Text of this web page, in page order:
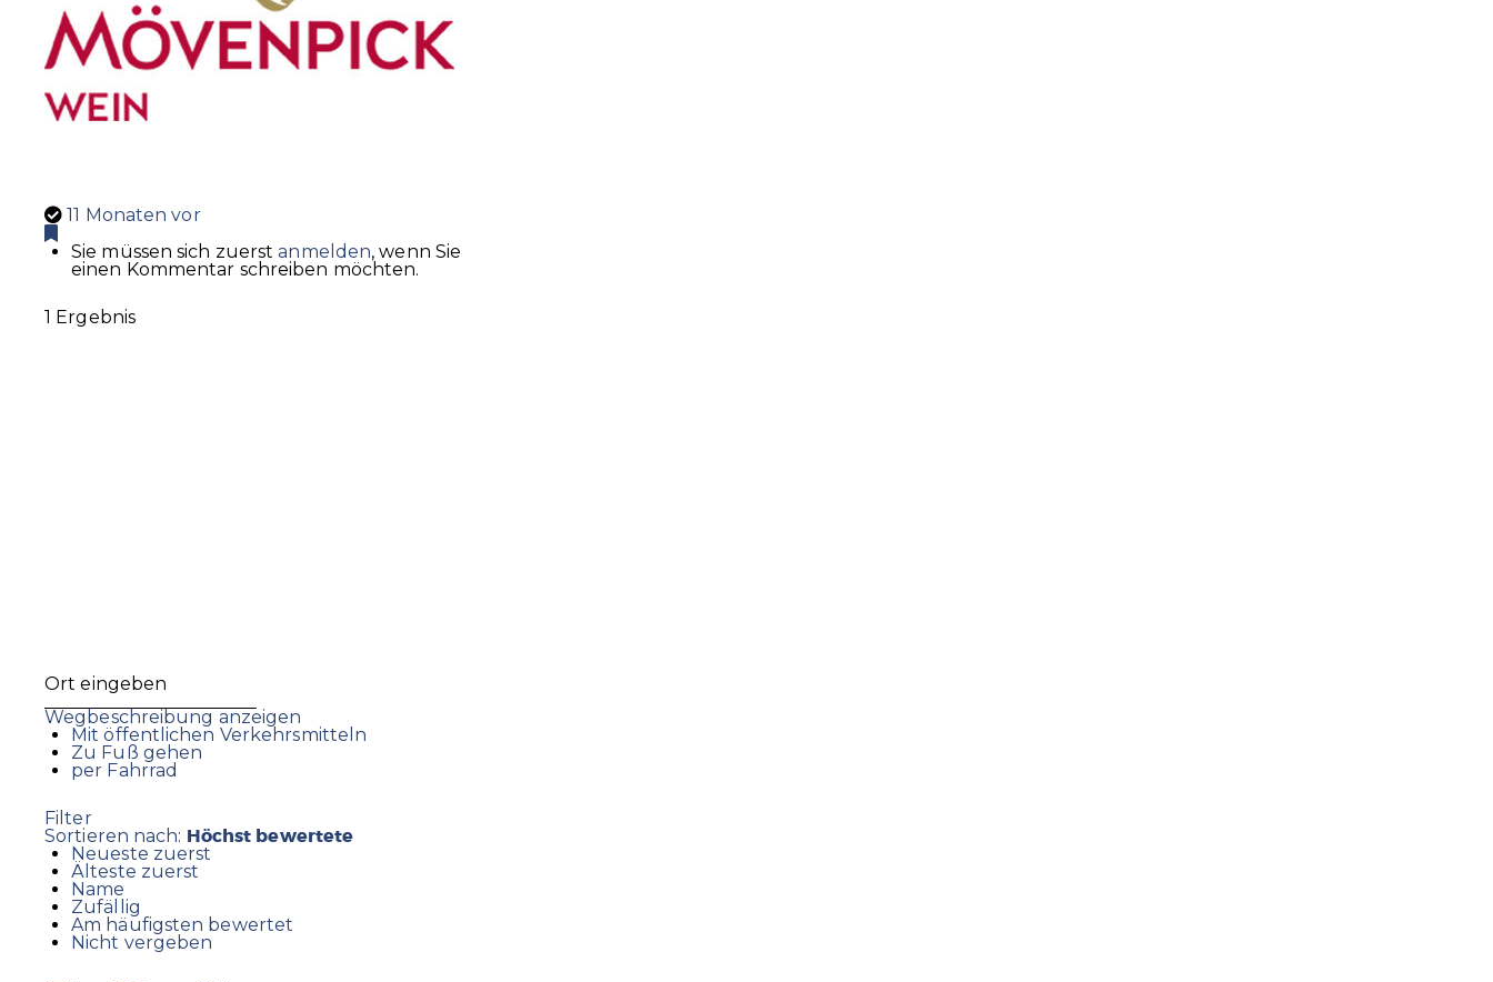
11 Monaten vor
Sie müssen sich zuerstanmelden, wenn Sie
einen Kommentar schreiben möchten.
1 Ergebnis
Wegbeschreibung anzeigen
Mit öffentlichen Verkehrsmitteln
Zu Fuß gehen
per Fahrrad
Filter
Sortieren nach: Höchst bewertete
Neueste zuerst
Älteste zuerst
Name
Zufällig
Am häufigsten bewertet
Nicht vergeben